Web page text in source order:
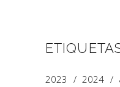
2023 2024